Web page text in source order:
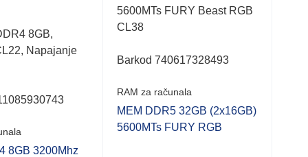
8GB,
Napajanje
8GB 3200Mhz
out
of
5
5600MTs FURY Beast RGB
CL38
Barkod 740617328493
RAM za računala
MEM DDR5 32GB (2x16GB)
5600MTs FURY RGB